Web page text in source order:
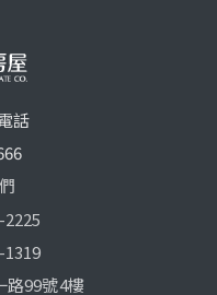
話
1319
路99號4樓